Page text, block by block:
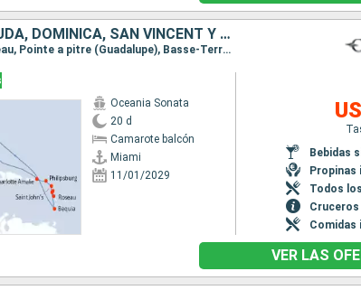
ESTADOS UNIDOS, SAN MARTÍN, ANTIGUA Y BARBUDA, DOMINICA, SAN VINCENT Y LAS GRANADINAS, MÉXICO, JAMAICA, ISLAS CAIMÁN
Itinerario : Miami, Charlotte Amalie, Philipsburg, Saint John's, Roseau, Pointe a pitre (Guadalupe), Basse-Terre (Guadalupe), Bequia, Miami, Cozumel, Ocho Rios, Gran Caiman, Miami
Oceania Sonata
20 d
Camarote balcón
Miami
11/01/2029
Bebidas
Propinas
Todos
Cruceros
Comidas
VER LAS